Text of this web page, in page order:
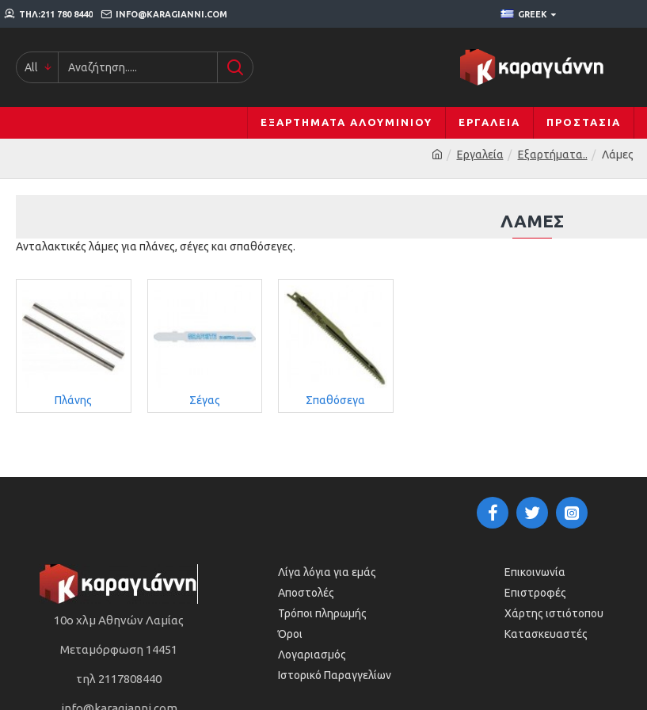
ΤΗΛ:211 780 8440 INFO@KARAGIANNI.COM GREEK
All
ΕΞΑΡΤΉΜΑΤΑ ΑΛΟΥΜΙΝΊΟΥ ΕΡΓΑΛΕΊΑ ΠΡΟΣΤΑΣΊΑ
Εργαλεία Εξαρτήματα.. Λάμες
ΛΆΜΕΣ
Ανταλακτικές λάμες για πλάνες, σέγες και σπαθόσεγες.
Πλάνης Σέγας Σπαθόσεγα
10ο χλμ Αθηνών Λαμίας
Μεταμόρφωση 14451
τηλ 2117808440
Λίγα λόγια για εμάς
Αποστολές
Τρόποι πληρωμής
Όροι
Λογαριασμός
Ιστορικό Παραγγελίων
Επικοινωνία
Επιστροφές
Χάρτης ιστιότοπου
Κατασκευαστές